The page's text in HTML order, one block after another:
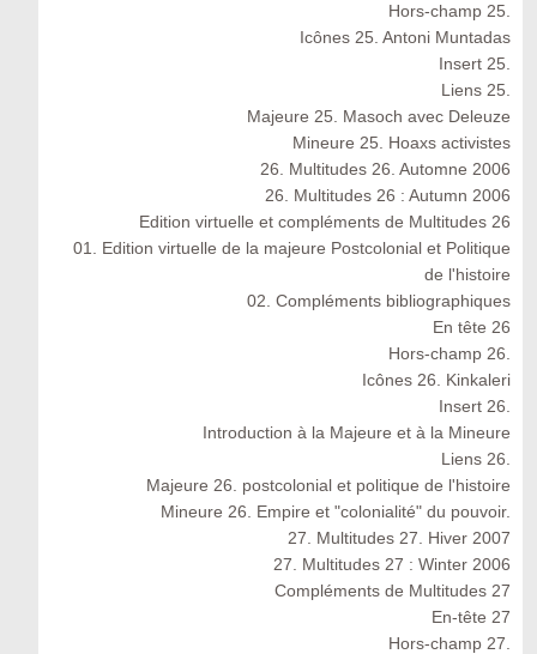
Hors-champ 25.
Icônes 25. Antoni Muntadas
Insert 25.
Liens 25.
Majeure 25. Masoch avec Deleuze
Mineure 25. Hoaxs activistes
26. Multitudes 26. Automne 2006
26. Multitudes 26 : Autumn 2006
Edition virtuelle et compléments de Multitudes 26
01. Edition virtuelle de la majeure Postcolonial et Politique
de l'histoire
02. Compléments bibliographiques
En tête 26
Hors-champ 26.
Icônes 26. Kinkaleri
Insert 26.
Introduction à la Majeure et à la Mineure
Liens 26.
Majeure 26. postcolonial et politique de l'histoire
Mineure 26. Empire et "colonialité" du pouvoir.
27. Multitudes 27. Hiver 2007
27. Multitudes 27 : Winter 2006
Compléments de Multitudes 27
En-tête 27
Hors-champ 27.